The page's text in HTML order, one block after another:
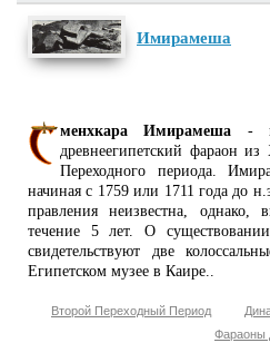
Имирамеша
менхкара Имирамеша -
древнеегипетский фараон
Переходного периода.
начиная с 1759 или 1711 года до
правления неизвестна,
течение 5 лет. О
свидетельствуют две
Египетском музее в Каире..
Второй Переходный Период
Фараоны